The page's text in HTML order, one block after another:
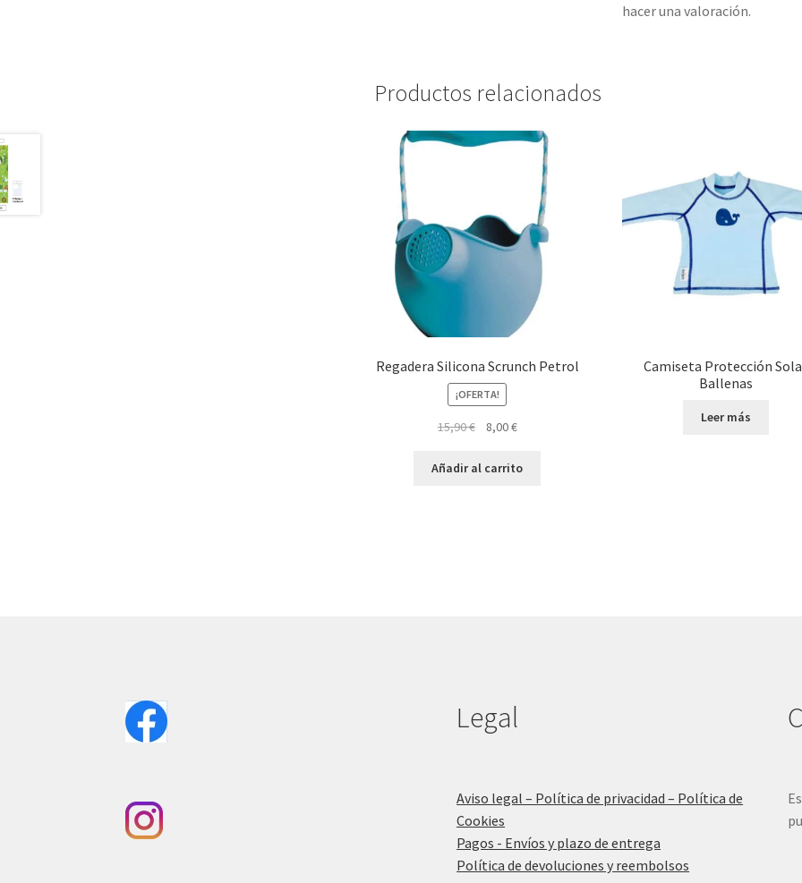
hacer una valoración.
Productos relacionados
Regadera Silicona Scrunch Petrol
¡OFERTA!
15,90€
original
8,00€El
actual
Añadir al carrito
Camiseta Protección
Ballenas
Leer más
Legal
Aviso legal – Política de privacidad – Política de
Cookies
Pagos - Envíos y plazo de entrega
Política de devoluciones y reembolsos